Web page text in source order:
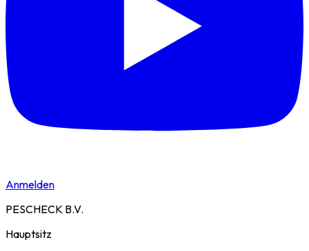
Anmelden
PESCHECK B.V.
Hauptsitz